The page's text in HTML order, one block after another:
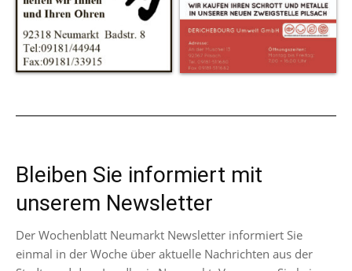
Bleiben Sie informiert mit
unserem Newsletter
Der Wochenblatt Neumarkt Newsletter informiert Sie
einmal in der Woche über aktuelle Nachrichten aus der